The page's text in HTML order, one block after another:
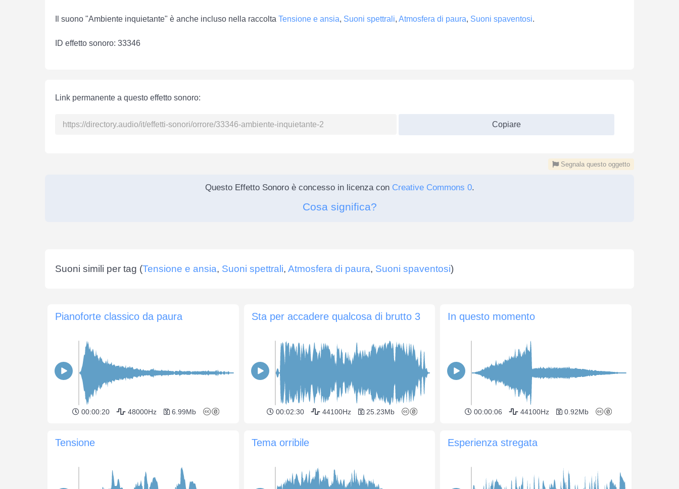
Il suono "Ambiente inquietante" è anche incluso nella raccolta Tensione e ansia, Suoni spettrali, Atmosfera di paura, Suoni spaventosi.
ID effetto sonoro: 33346
Link permanente a questo effetto sonoro:
Copiare
Segnala questo oggetto
Questo Effetto Sonoro è concesso in licenza con Creative Commons 0.
Cosa significa?
Suoni simili per tag (Tensione e ansia, Suoni spettrali, Atmosfera di paura, Suoni spaventosi)
Pianoforte classico da paura
00:00:20 48000Hz 6.99Mb
Sta per accadere qualcosa di brutto 3
00:02:30 44100Hz 25.23Mb
In questo momento
00:00:06 44100Hz 0.92Mb
Tensione Tema orribile Esperienza stregata